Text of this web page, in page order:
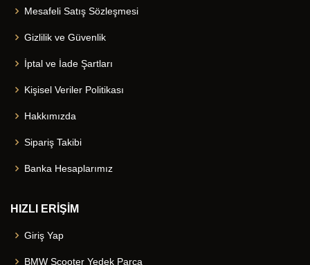
Mesafeli Satış Sözleşmesi
Gizlilik ve Güvenlik
İptal ve İade Şartları
Kişisel Veriler Politikası
Hakkımızda
Sipariş Takibi
Banka Hesaplarımız
HIZLI ERİŞİM
Giriş Yap
BMW Scooter Yedek Parça